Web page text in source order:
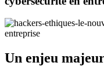
Un enjeu